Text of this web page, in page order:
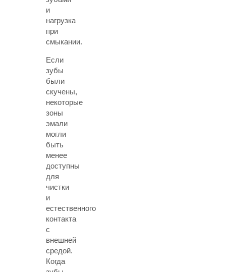
и
нагрузка
при
смыкании.
Если
зубы
были
скучены,
некоторые
зоны
эмали
могли
быть
менее
доступны
для
чистки
и
естественного
контакта
с
внешней
средой.
Когда